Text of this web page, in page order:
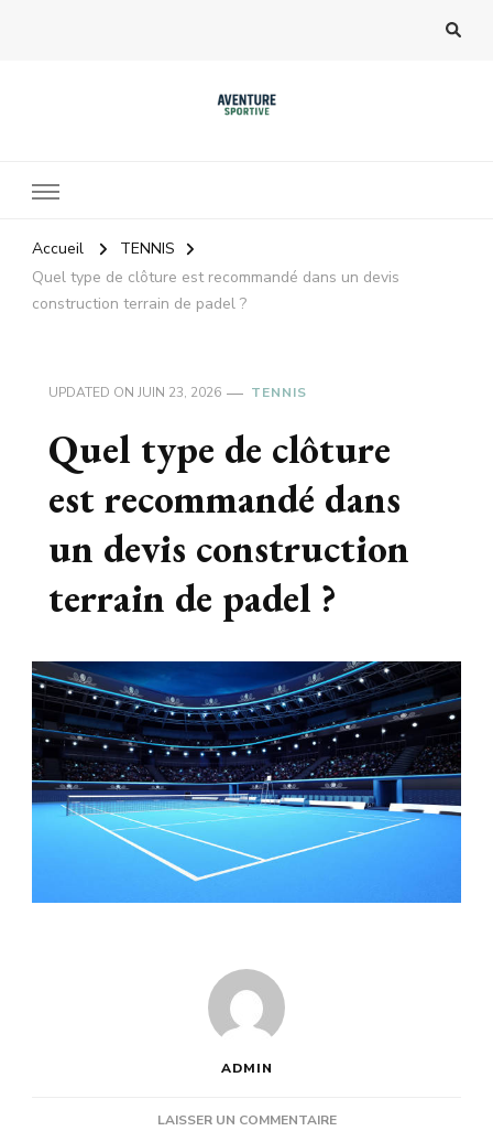
Accueil
TENNIS
Quel type de clôture est recommandé dans un devis
construction terrain de padel ?
UPDATED ON JUIN 23, 2026 TENNIS
Quel type de clôture
est recommandé dans
un devis construction
terrain de padel ?
ADMIN
LAISSER UN COMMENTAIRESUR